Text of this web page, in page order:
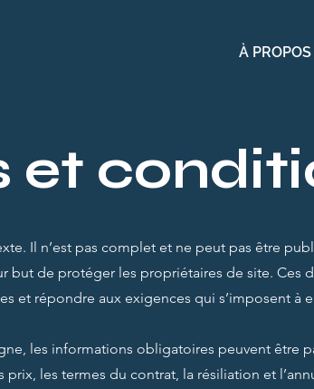
À PROPOS
et
Il n’est pas complet et ne peut pas être
but de protéger les propriétaires de site. Ces
et répondre aux exigences qui s’imposent à
les informations obligatoires peuvent être
prix, les termes du contrat, la résiliation et